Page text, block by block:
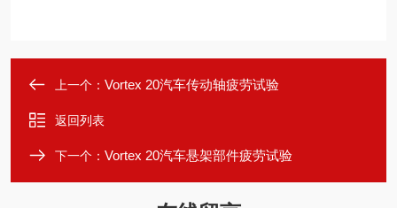
上一个： Vortex 20汽车传动轴疲劳试验
返回列表
下一个： Vortex 20汽车悬架部件疲劳试验